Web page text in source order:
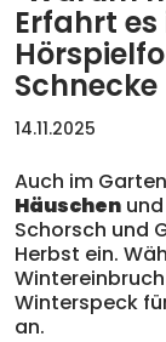
Erfahrt
14.11.2025
Auch im
Häuschen
Schorsch und
Herbst ein.
Winterspeck
an.